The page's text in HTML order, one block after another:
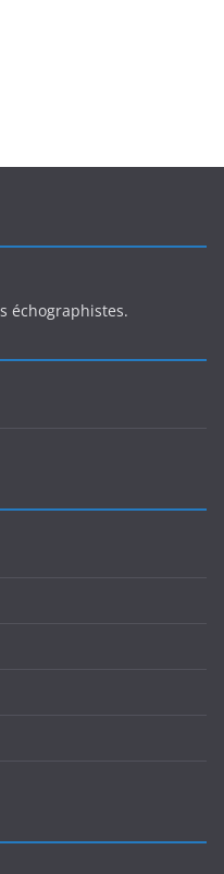
échographistes.